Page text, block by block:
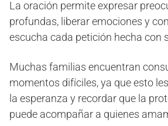
La oración permite expresar
profundas, liberar emociones y
escucha cada petición hecha con
Muchas familias encuentran
momentos difíciles, ya que esto
la esperanza y recordar que la
puede acompañar a quienes